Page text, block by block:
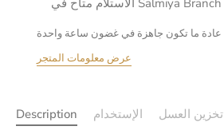
الاستلام متاح في Salmiya Branch
عادة ما تكون جاهزة في غضون ساعة واحدة
عرض معلومات المتجر
Description الإستخدام تخزين العسل